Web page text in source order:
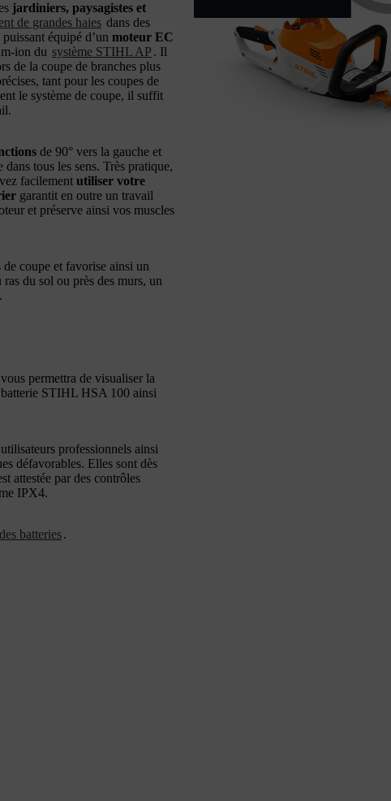
jardiniers, paysagistes et
de grandes haies dans des
équipé d’un moteur EC
ion du système STIHL AP . Il
de la coupe de branches plus
tant pour les coupes de
le système de coupe, il suffit
de 90° vers la gauche et
dans tous les sens. Très pratique,
facilement utiliser votre
garantit en outre un travail
et préserve ainsi vos muscles
coupe et favorise ainsi un
du sol ou près des murs, un
vous permettra de visualiser la
STIHL HSA 100 ainsi
professionnels ainsi
défavorables. Elles sont dès
attestée par des contrôles
IPX4.
batteries.